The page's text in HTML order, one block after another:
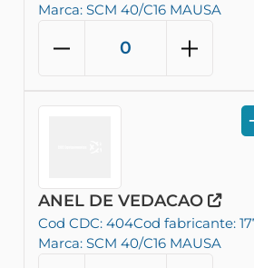
Marca: SCM 40/C16 MAUSA
ANEL DE VEDACAO
Cod CDC: 404Cod fabricante:
Marca: SCM 40/C16 MAUSA